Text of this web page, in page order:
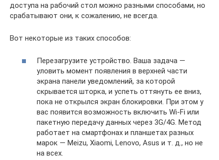
доступа на рабочий стол можно разными способами, но
срабатывают они, к сожалению, не всегда.
Вот некоторые из таких способов:
Перезагрузите устройство. Ваша задача —
уловить момент появления в верхней части
экрана панели уведомлений, за которой
скрывается шторка, и успеть оттянуть ее вниз,
пока не открылся экран блокировки. При этом у
вас появится возможность включить Wi-Fi или
пакетную передачу данных через 3G/4G. Метод
работает на смартфонах и планшетах разных
марок — Meizu, Xiaomi, Lenovo, Asus и т. д., но не
на всех.